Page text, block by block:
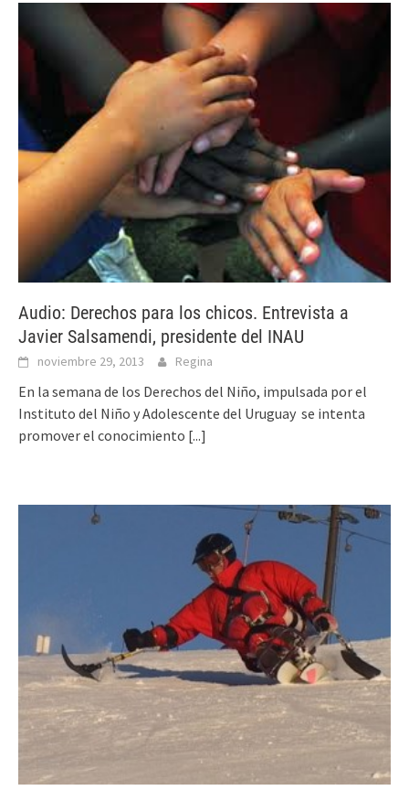
Audio: Derechos para los chicos. Entrevista a
Javier Salsamendi, presidente del INAU
noviembre 29, 2013 Regina
En la semana de los Derechos del Niño, impulsada por el
Instituto del Niño y Adolescente del Uruguay se intenta
promover el conocimiento [...]